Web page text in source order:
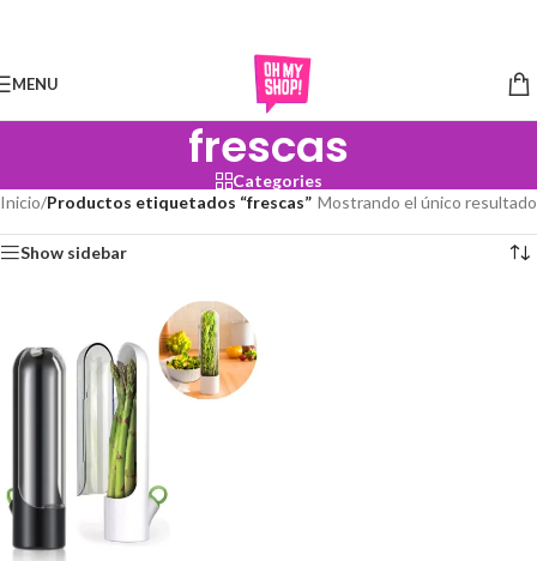
MENU
frescas
Categories
Inicio/Productos etiquetados “frescas” Mostrando el único resultado
Show sidebar